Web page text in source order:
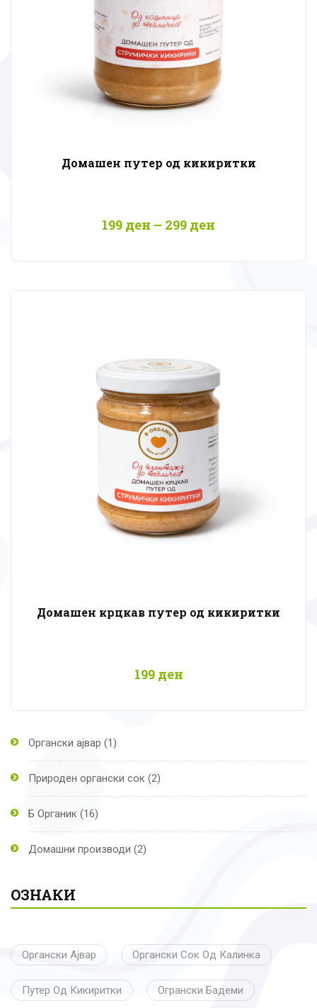
Органски ајвар 11
продукт
Природен органски сок 22
продукти
Б Органик 1616
продукти
Домашни производи 22
ОЗНАКИ
Органски Ајвар Органски Сок Од Калинка
Путер Од Кикиритки Огрански Бадеми
Домашен путер од кикиритки
199 ден – 299 ден
Домашен крцкав путер од кикиритки
199 ден